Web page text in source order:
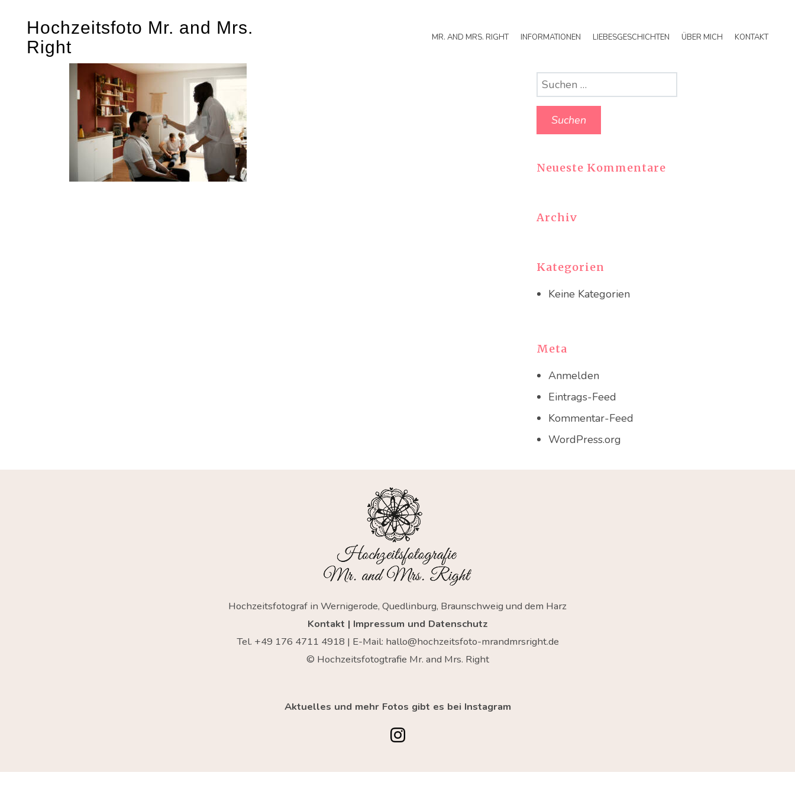
content
Hochzeitsfoto Mr. and Mrs.
Right
MR. AND MRS. RIGHT INFORMATIONEN LIEBESGESCHICHTEN ÜBER MICH KONTAKT
Suchen
nach:
Neueste Kommentare
Archiv
Kategorien
Keine Kategorien
Meta
Anmelden
Eintrags-Feed
Kommentar-Feed
WordPress.org
Hochzeitsfotograf in Wernigerode, Quedlinburg, Braunschweig und dem Harz
Kontakt | Impressum und Datenschutz
Tel. +49 176 4711 4918 | E-Mail: hallo@hochzeitsfoto-mrandmrsright.de
© Hochzeitsfotogtrafie Mr. and Mrs. Right
Aktuelles und mehr Fotos gibt es bei Instagram